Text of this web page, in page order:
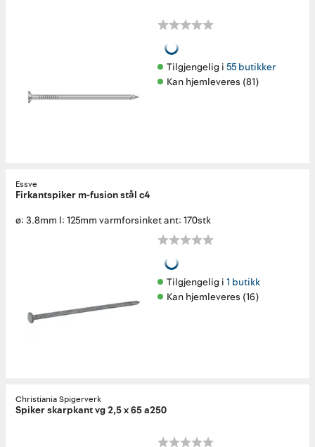
Tilgjengelig i 55 butikker
Kan hjemleveres (81)
Essve
Firkantspiker m-fusion stål c4
ø: 3.8mm l: 125mm varmforsinket ant: 170stk
Tilgjengelig i 1 butikk
Kan hjemleveres (16)
Christiania Spigerverk
Spiker skarpkant vg 2,5 x 65 a250